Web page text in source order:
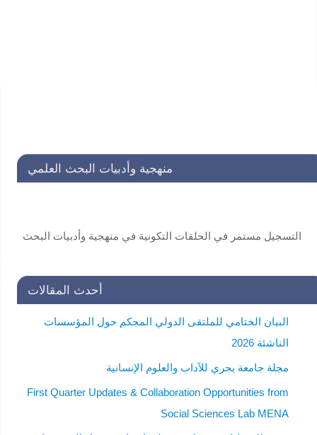
منهجية وأدبيات البحث العلمي
التسجيل مستمر في الحلقات التكونية في منهجية وأدبيات البحث
أحدث المقالات
البيان الختامي للملتقى الدولي المحكم حول المؤسسات
الناشئة 2026
مجلة جامعة بحري للآداب والعلوم الإنسانية
First Quarter Updates & Collaboration Opportunities from
Social Sciences Lab MENA